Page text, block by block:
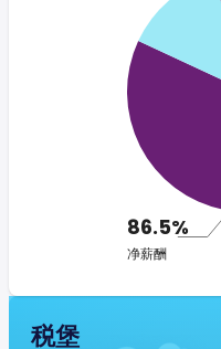
86.5%
净薪酬
税堡